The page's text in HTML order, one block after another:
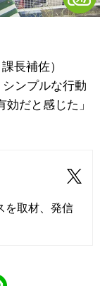
長補佐）
シンプルな行動
だと感じた」
を取材、発信